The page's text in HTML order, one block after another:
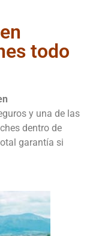
todo
y una de las
dentro de
garantía si